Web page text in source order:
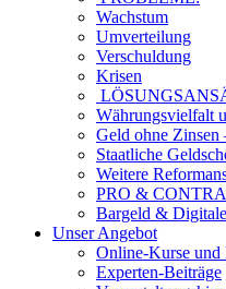
Wachstum
Umverteilung
Verschuldung
Krisen
Währungsvielfalt
Geld ohne Zinsen
Staatliche
Weitere
PRO &
Bargeld &
Unser Angebot
Online-Kurse und
Experten-Beiträge